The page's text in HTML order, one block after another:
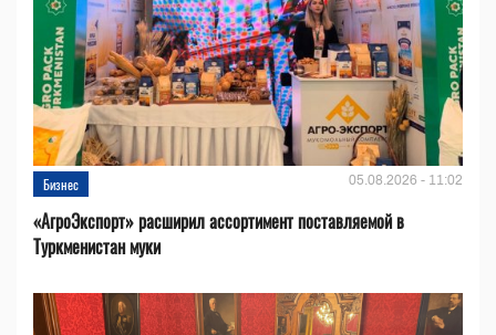
Бизнес 05.08.2026 - 11:02
«АгроЭкспорт» расширил ассортимент поставляемой в
Туркменистан муки